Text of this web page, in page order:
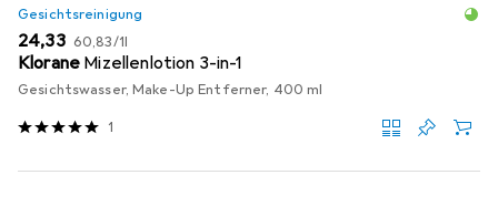
Gesichtsreinigung
EUR
24,33 EUR
60,83/1l
Klorane Mizellenlotion 3-in-1
Gesichtswasser, Make-Up Entferner, 400 ml
1